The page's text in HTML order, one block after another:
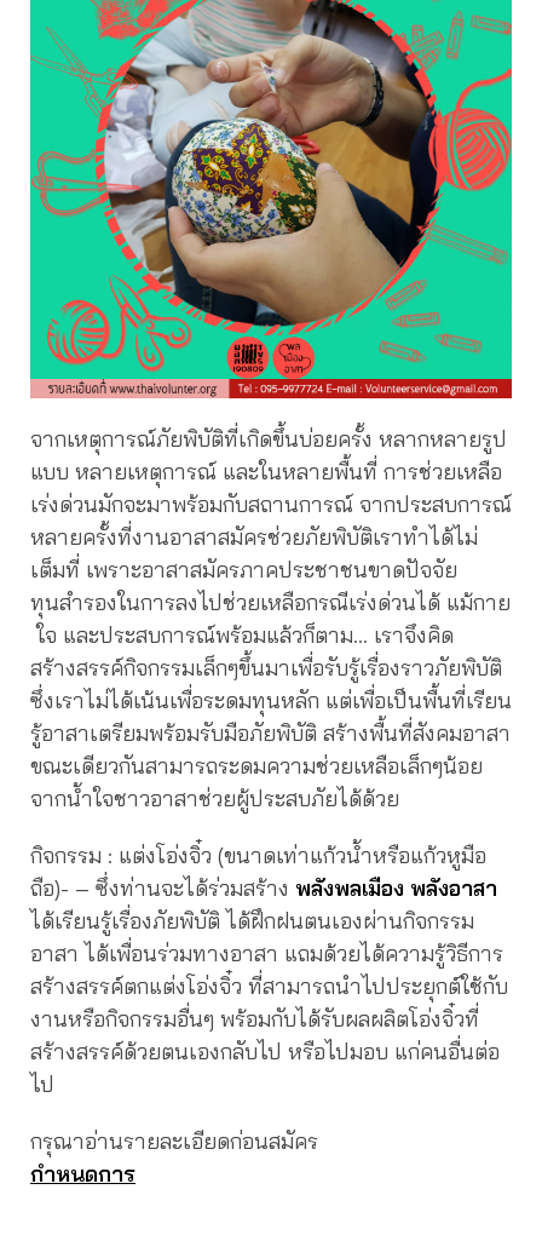
จากเหตุการณ์ภัยพิบัติที่เกิดขึ้นบ่อยครั้ง หลากหลายรูป
แบบ หลายเหตุการณ์ และในหลายพื้นที่ การช่วยเหลือ
เร่งด่วนมักจะมาพร้อมกับสถานการณ์ จากประสบการณ์
หลายครั้งที่งานอาสาสมัครช่วยภัยพิบัติเราทำได้ไม่
เต็มที่ เพราะอาสาสมัครภาคประชาชนขาดปัจจัย
ทุนสำรองในการลงไปช่วยเหลือกรณีเร่งด่วนได้ แม้กาย
ใจ และประสบการณ์พร้อมแล้วก็ตาม… เราจึงคิด
สร้างสรรค์กิจกรรมเล็กๆขึ้นมาเพื่อรับรู้เรื่องราวภัยพิบัติ
ซึ่งเราไม่ได้เน้นเพื่อระดมทุนหลัก แต่เพื่อเป็นพื้นที่เรียน
รู้อาสาเตรียมพร้อมรับมือภัยพิบัติ สร้างพื้นที่สังคมอาสา
ขณะเดียวกันสามารถระดมความช่วยเหลือเล็กๆน้อย
จากน้ำใจชาวอาสาช่วยผู้ประสบภัยได้ด้วย
กิจกรรม : แต่งโอ่งจิ๋ว (ขนาดเท่าแก้วน้ำหรือแก้วหูมือ
ถือ)- – ซึ่งท่านจะได้ร่วมสร้าง พลังพลเมือง พลังอาสา
ได้เรียนรู้เรื่องภัยพิบัติ ได้ฝึกฝนตนเองผ่านกิจกรรม
อาสา ได้เพื่อนร่วมทางอาสา แถมด้วยได้ความรู้วิธีการ
สร้างสรรค์ตกแต่งโอ่งจิ๋ว ที่สามารถนำไปประยุกต์ใช้กับ
งานหรือกิจกรรมอื่นๆ พร้อมกับได้รับผลผลิตโอ่งจิ๋วที่
สร้างสรรค์ด้วยตนเองกลับไป หรือไปมอบ แก่คนอื่นต่อ
ไป
กรุณาอ่านรายละเอียดก่อนสมัคร
กำหนดการ